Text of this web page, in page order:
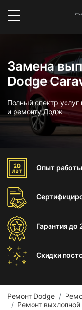
Замена
Dodge
Полный спектр услуг
и ремонту Додж
Опыт работы
Гарантиядо
Скидки
Ремонт Dodge
Ремонт